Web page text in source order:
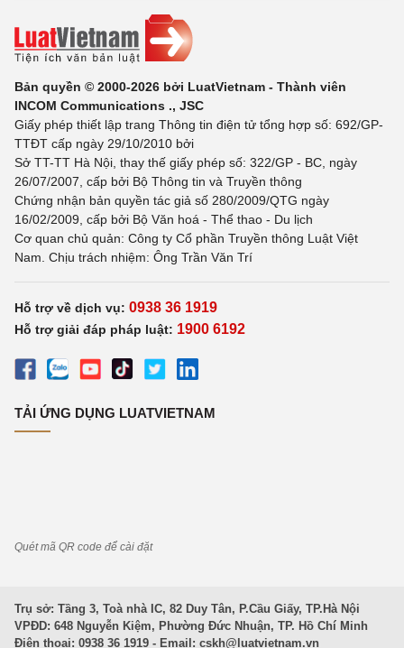
Bản quyền © 2000-2026 bởi LuatVietnam - Thành viên
INCOM Communications ., JSC
Giấy phép thiết lập trang Thông tin điện tử tổng hợp số: 692/GP-
TTĐT cấp ngày 29/10/2010 bởi
Sở TT-TT Hà Nội, thay thế giấy phép số: 322/GP - BC, ngày
26/07/2007, cấp bởi Bộ Thông tin và Truyền thông
Chứng nhận bản quyền tác giả số 280/2009/QTG ngày
16/02/2009, cấp bởi Bộ Văn hoá - Thể thao - Du lịch
Cơ quan chủ quản: Công ty Cổ phần Truyền thông Luật Việt
Nam. Chịu trách nhiệm: Ông Trần Văn Trí
Hỗ trợ về dịch vụ: 0938 36 1919
Hỗ trợ giải đáp pháp luật: 1900 6192
TẢI ỨNG DỤNG LUATVIETNAM
Quét mã QR code để cài đặt
Trụ sở: Tầng 3, Toà nhà IC, 82 Duy Tân, P.Cầu Giấy, TP.Hà Nội
VPĐD: 648 Nguyễn Kiệm, Phường Đức Nhuận, TP. Hồ Chí Minh
Điện thoại: 0938 36 1919 - Email: cskh@luatvietnam.vn